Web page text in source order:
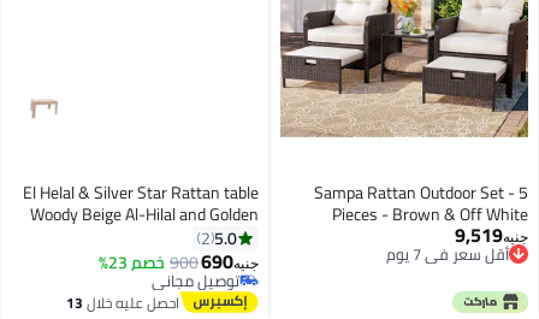
Sampa Rattan Outdoor Set - 5
Pieces - Brown & Off White
جنيه9,519
أقل سعر في 7 يوم
أقل سعر في 7 يوم
El Helal & Silver Star Rattan table
Woody Beige Al-Hilal and Golden
Star 6221999654515BEIGE
5.0
2
جنيه690
900 خصم 23%
توصيل مجاني
توصيل مجانياحصل عليه خلال13